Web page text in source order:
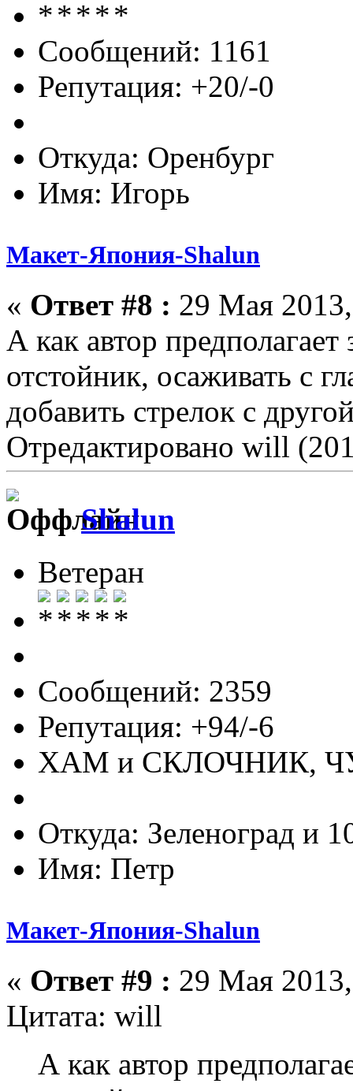
Сообщений: 1161
Репутация: +20/-0
Откуда: Оренбург
Имя: Игорь
Макет-Япония-Shalun
« Ответ #8 : 29 Мая
А как автор
отстойник, осаживать с
добавить стрелок с
Отредактировано will
Shalun
Ветеран
Сообщений: 2359
Репутация: +94/-6
ХАМ и СКЛОЧНИК,
Откуда: Зеленоград и
Имя: Петр
Макет-Япония-Shalun
« Ответ #9 : 29 Мая
Цитата: will
А как автор